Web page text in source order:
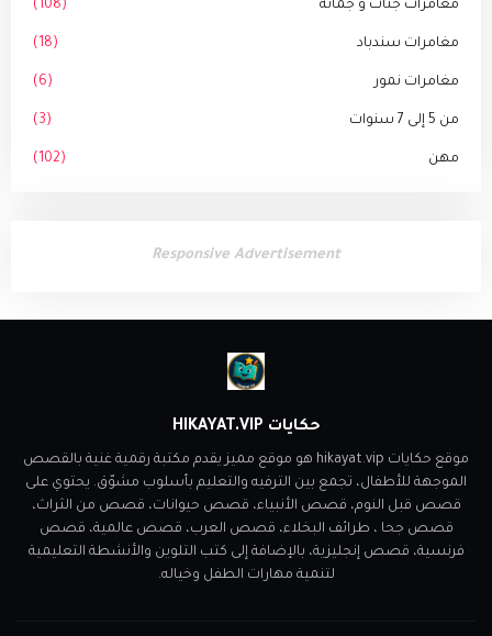
مغامرات جنات و جمانة (108)
مغامرات سندباد (18)
مغامرات نمور (6)
من 5 إلى 7 سنوات (3)
مهن (102)
Responsive Advertisement
حكايات HIKAYAT.VIP
موقع حكايات hikayat.vip هو موقع مميز يقدم مكتبة رقمية غنية بالقصص
الموجهة للأطفال، تجمع بين الترفيه والتعليم بأسلوب مشوّق. يحتوي على
قصص قبل النوم، قصص الأنبياء، قصص حيوانات، قصص من الثراث،
قصص جحا ، طرائف البخلاء، قصص العرب، قصص عالمية، قصص
فرنسية، قصص إنجليزية، بالإضافة إلى كتب التلوين والأنشطة التعليمية
لتنمية مهارات الطفل وخياله.